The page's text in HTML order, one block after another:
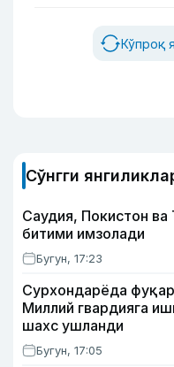
Кўпроқ
Сўнгги
Саудия, Покистон
битими имзолади
Бугун, 17:23
Сурхондарёда
Миллий гвардияга
шахс ушланди
Бугун, 17:05